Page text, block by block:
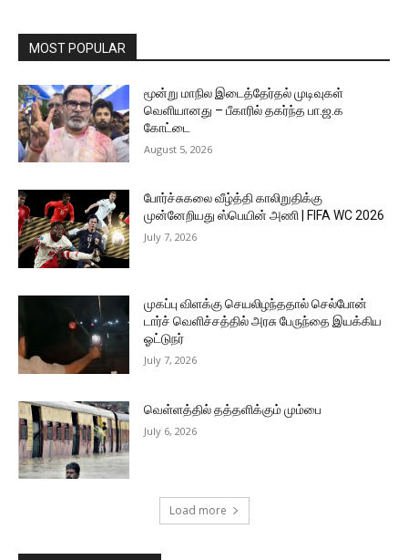
MOST POPULAR
மூன்று மாநில இடைத்தேர்தல் முடிவுகள்
வெளியானது – பீகாரில் தகர்ந்த பா.ஜ.க
கோட்டை
August 5, 2026
போர்ச்சுகலை வீழ்த்தி காலிறுதிக்கு
முன்னேறியது ஸ்பெயின் அணி | FIFA WC 2026
July 7, 2026
முகப்பு விளக்கு செயலிழந்ததால் செல்போன்
டார்ச் வெளிச்சத்தில் அரசு பேருந்தை இயக்கிய
ஓட்டுநர்
July 7, 2026
வெள்ளத்தில் தத்தளிக்கும் மும்பை
July 6, 2026
Load more